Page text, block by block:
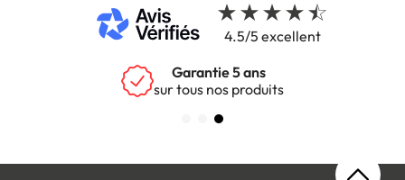
4.5/5 excellent
Garantie 5 ans
sur tous nos produits